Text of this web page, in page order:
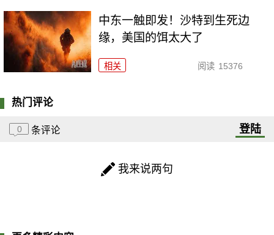
中东一触即发！沙特到生死边
缘，美国的饵太大了
相关 阅读 15376
热门评论
0 条评论 登陆
我来说两句